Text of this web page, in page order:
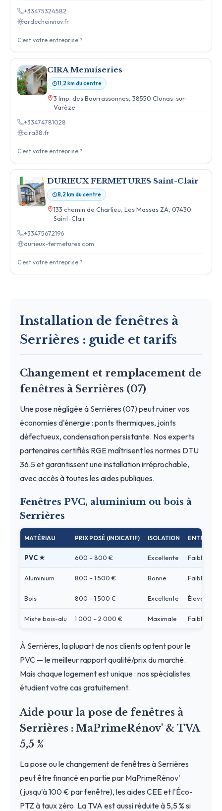
+33475324582
ardecheinnov.fr
C'est votre entreprise ?
CIRA Menuiseries
11,2 km du centre
3 Imp. des Bourrassonnes, 38550 Clonas-sur-
Varèze
+33474781028
cira38.fr
C'est votre entreprise ?
DURIEUX FERMETURES Saint-Clair
8,2 km du centre
133 chemin de Charlieu, Les Massas ZA, 07430
Saint-Clair
+33475672196
durieux-fermetures.com
C'est votre entreprise ?
Installation de fenêtres à
Serrières : guide et tarifs
Changement et remplacement de
fenêtres à Serrières (07)
Une pose négligée à Serrières (07) peut ruiner vos
économies d'énergie : ponts thermiques, joints
défectueux, condensation persistante. Nos experts
partenaires certifiés RGE maîtrisent les normes DTU
36.5 et garantissent une installation irréprochable,
avec accès à toutes les aides publiques.
Fenêtres PVC, aluminium ou bois à
Serrières
MATÉRIAU PRIX POSÉ (INDICATIF) ISOLATION ENTRETIEN
PVC ★ 600 – 800 € Excellente Faible
Aluminium 800 – 1 500 € Bonne Faible
Bois 800 – 1 500 € Excellente Élevé
Mixte bois-alu 1 000 – 2 000 € Maximale Faible
À Serrières, la plupart de nos clients optent pour le
PVC — le meilleur rapport qualité/prix du marché.
Mais chaque logement est unique : nos spécialistes
étudient votre cas gratuitement.
Aide pour la pose de fenêtres à
Serrières : MaPrimeRénov' & TVA
5,5 %
La pose ou le changement de fenêtres à Serrières
peut être financé en partie par MaPrimeRénov'
(jusqu'à 100 € par fenêtre), les aides CEE et l'Éco-
PTZ à taux zéro. La TVA est aussi réduite à 5,5 % si